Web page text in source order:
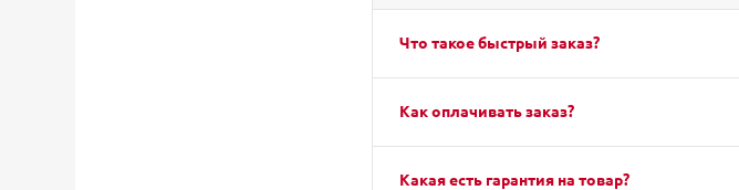
Что такое быстрый заказ?
Как оплачивать заказ?
Какая есть гарантия на товар?